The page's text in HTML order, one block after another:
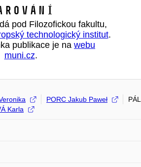
pod Filozofickou fakultu,
technologický institut.
publikace je na webu
muni.cz.
PORC Jakub Paweł
Karla